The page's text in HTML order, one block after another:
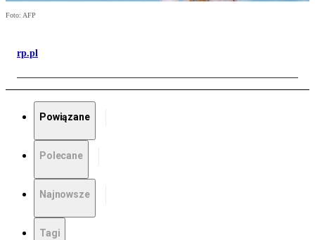
Foto: AFP
rp.pl
Powiązane
Polecane
Najnowsze
Tagi